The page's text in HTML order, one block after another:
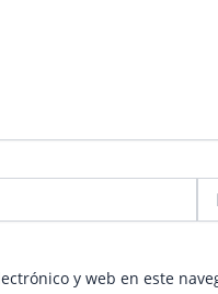
y web en este